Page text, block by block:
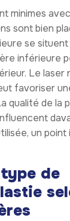
minimes
sont bien
se situent
inférieure
Le laser
favoriser
qualité de la
un point
de